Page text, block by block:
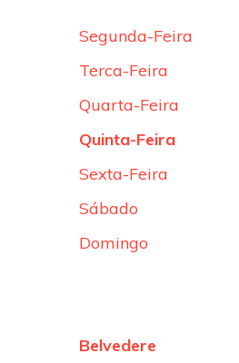
Segunda-Feira
Terca-Feira
Quarta-Feira
Quinta-Feira
Sexta-Feira
Sábado
Domingo
Belvedere